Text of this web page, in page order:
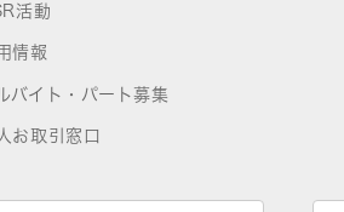
活動
情報
バイト・パート募集
お取引窓口